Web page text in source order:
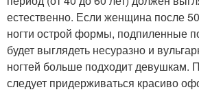
естественно. Если женщина после 50
ногти острой формы, подпиленные
будет выглядеть несуразно и
ногтей больше подходит девушкам.
следует придерживаться красиво